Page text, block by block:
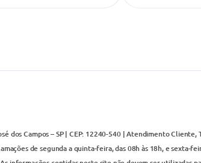
dos Campos – SP | CEP: 12240-540 | Atendimento
de segunda a quinta-feira, das 08h às 18h, e sexta-